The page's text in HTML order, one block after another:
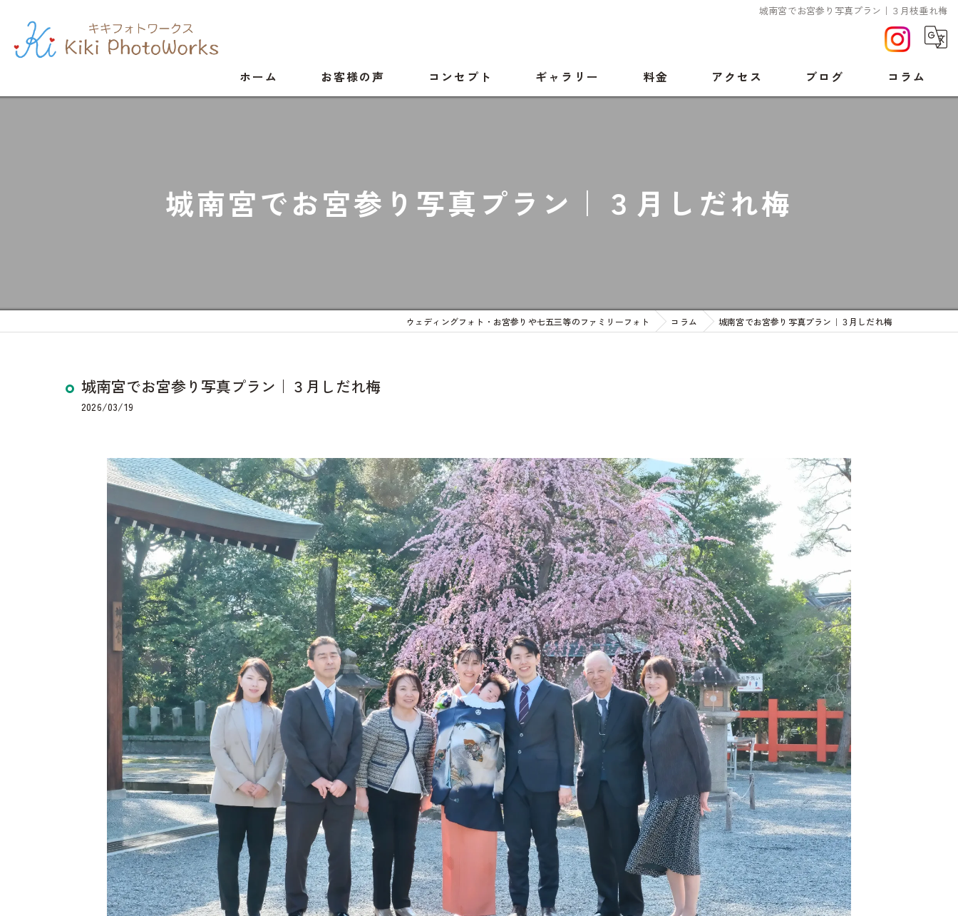
城南宮でお宮参り写真プラン｜３月枝垂れ梅
ホーム お客様の声 コンセプト ギャラリー 料金 アクセス ブログ コラム
城南宮でお宮参り写真プラン｜３月しだれ梅
ウェディングフォト・お宮参りや七五三等のファミリーフォト コラム 城南宮でお宮参り写真プラン｜３月しだれ梅
城南宮でお宮参り写真プラン｜３月しだれ梅
2026/03/19